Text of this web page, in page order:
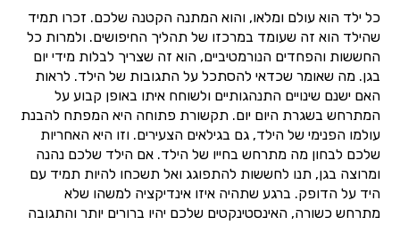
כל ילד הוא עולם ומלאו, והוא המתנה הקטנה שלכם. זכרו תמיד
שהילד הוא זה שעומד במרכזו של תהליך החיפושים. ולמרות כל
החששות והפחדים הנורמטיביים, הוא זה שצריך לבלות מידי יום
בגן. מה שאומר שכדאי להסתכל על התגובות של הילד. לראות
האם ישנם שינויים התנהגותיים ולשוחח איתו באופן קבוע על
המתרחש בשגרת היום יום. תקשורת פתוחה היא המפתח להבנת
עולמו הפנימי של הילד, גם בגילאים הצעירים. וזו היא האחריות
שלכם לבחון מה מתרחש בחייו של הילד. אם הילד שלכם נהנה
ומרוצה בגן, תנו לחששות להתפוגג ואל תשכחו להיות תמיד עם
היד על הדופק. ברגע שתהיה איזו אינדיקציה למשהו שלא
מתרחש כשורה, האינסטינקטים שלכם יהיו ברורים יותר והתגובה